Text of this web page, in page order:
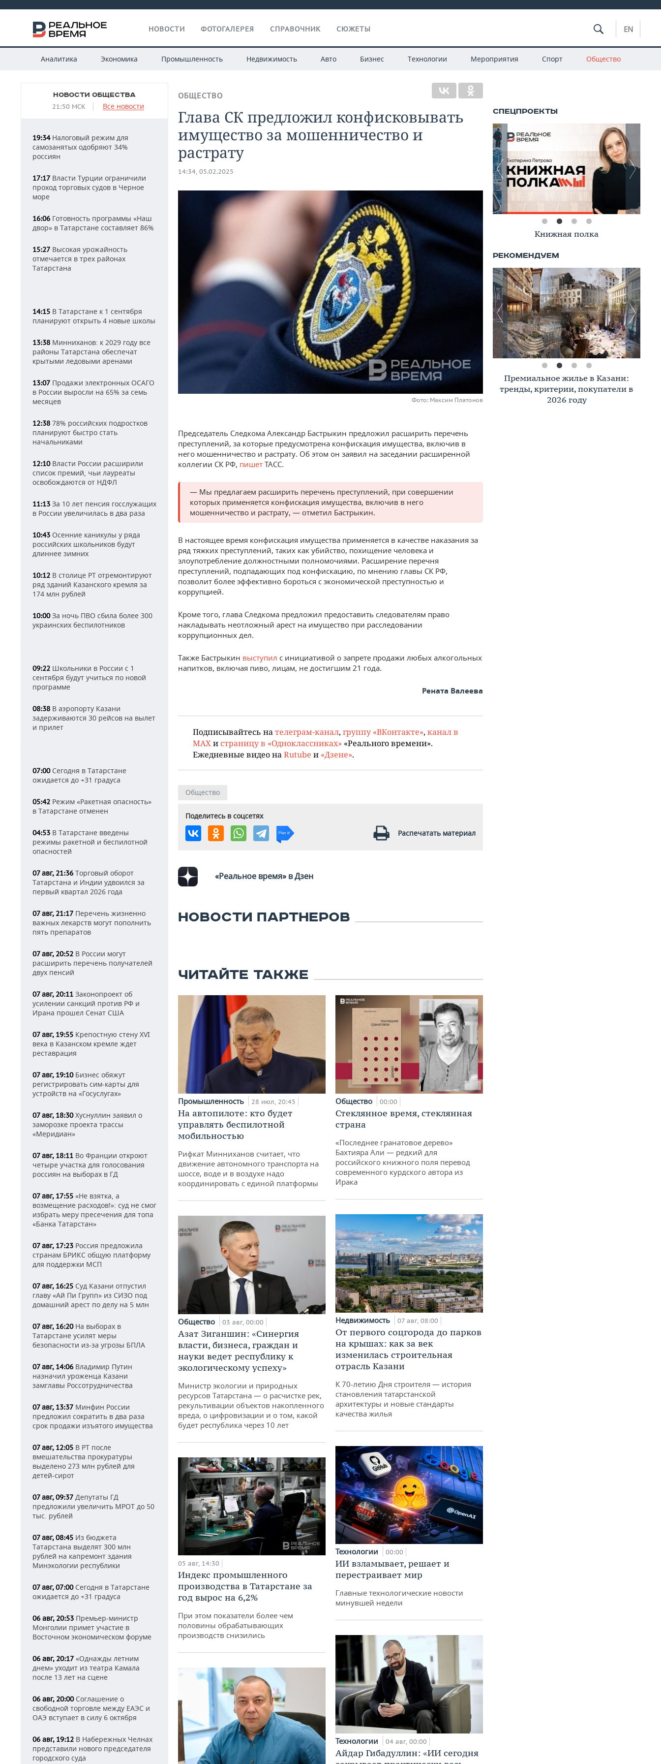
НОВОСТИ ФОТОГАЛЕРЕЯ СПРАВОЧНИК СЮЖЕТЫ EN
Аналитика Экономика Промышленность Недвижимость Авто Бизнес Технологии Мероприятия Спорт Общество
НОВОСТИ ОБЩЕСТВА
21:50 МСК Все новости
19:34Налоговый режим для
самозанятых одобряют 34%
россиян
17:17 Власти Турции ограничили
проход торговых судов в Черное
море
16:06 Готовность программы «Наш
двор» в Татарстане составляет 86%
15:27 Высокая урожайность
отмечается в трех районах
Татарстана
14:15 В Татарстане к 1 сентября
планируют открыть 4 новые школы
13:38 Минниханов: к 2029 году все
районы Татарстана обеспечат
крытыми ледовыми аренами
13:07 Продажи электронных ОСАГО
в России выросли на 65% за семь
месяцев
12:38 78% российских подростков
планируют быстро стать
начальниками
12:10Власти России расширили
список премий, чьи лауреаты
освобождаются от НДФЛ
11:13 За 10 лет пенсия госслужащих
в России увеличилась в два раза
10:43 Осенние каникулы у ряда
российских школьников будут
длиннее зимних
10:12 В столице РТ отремонтируют
ряд зданий Казанского кремля за
174 млн рублей
10:00За ночь ПВО сбила более 300
украинских беспилотников
09:22 Школьники в России с 1
сентября будут учиться по новой
программе
08:38 В аэропорту Казани
задерживаются 30 рейсов на вылет
и прилет
07:00Сегодня в Татарстане
ожидается до +31 градуса
05:42 Режим «Ракетная опасность»
в Татарстане отменен
04:53 В Татарстане введены
режимы ракетной и беспилотной
опасностей
07 авг, 21:36 Торговый оборот
Татарстана и Индии удвоился за
первый квартал 2026 года
07 авг, 21:17 Перечень жизненно
важных лекарств могут пополнить
пять препаратов
07 авг, 20:52 В России могут
расширить перечень получателей
двух пенсий
07 авг, 20:11 Законопроект об
усилении санкций против РФ и
Ирана прошел Сенат США
07 авг, 19:55 Крепостную стену XVI
века в Казанском кремле ждет
реставрация
07 авг, 19:10Бизнес обяжут
регистрировать сим-карты для
устройств на «Госуслугах»
07 авг, 18:30Хуснуллин заявил о
заморозке проекта трассы
«Меридиан»
07 авг, 18:11 Во Франции откроют
четыре участка для голосования
россиян на выборах в ГД
07 авг, 17:55 «Не взятка, а
возмещение расходов!»: суд не смог
избрать меру пресечения для топа
«Банка Татарстан»
07 авг, 17:23 Россия предложила
странам БРИКС общую платформу
для поддержки МСП
07 авг, 16:25 Суд Казани отпустил
главу «Ай Пи Групп» из СИЗО под
домашний арест по делу на 5 млн
07 авг, 16:20На выборах в
Татарстане усилят меры
безопасности из-за угрозы БПЛА
07 авг, 14:06 Владимир Путин
назначил уроженца Казани
замглавы Россотрудничества
07 авг, 13:37 Минфин России
предложил сократить в два раза
срок продажи изъятого имущества
07 авг, 12:05 В РТ после
вмешательства прокуратуры
выделено 273 млн рублей для
детей-сирот
07 авг, 09:37 Депутаты ГД
предложили увеличить МРОТ до 50
тыс. рублей
07 авг, 08:45 Из бюджета
Татарстана выделят 300 млн
рублей на капремонт здания
Минэкологии республики
07 авг, 07:00Сегодня в Татарстане
ожидается до +31 градуса
06 авг, 20:53 Премьер-министр
Монголии примет участие в
Восточном экономическом форуме
06 авг, 20:17 «Однажды летним
днем» уходит из театра Камала
после 13 лет на сцене
06 авг, 20:00Соглашение о
свободной торговле между ЕАЭС и
ОАЭ вступает в силу 6 октября
06 авг, 19:12 В Набережных Челнах
представили нового председателя
городского суда
ОБЩЕСТВО
Глава СК предложил конфисковывать
имущество за мошенничество и
растрату
14:34, 05.02.2025
Фото: Максим Платонов
Председатель Следкома Александр Бастрыкин предложил расширить перечень
преступлений, за которые предусмотрена конфискация имущества, включив в
него мошенничество и растрату. Об этом он заявил на заседании расширенной
коллегии СК РФ, пишет ТАСС.
— Мы предлагаем расширить перечень преступлений, при совершении
которых применяется конфискация имущества, включив в него
мошенничество и растрату, — отметил Бастрыкин.
В настоящее время конфискация имущества применяется в качестве наказания за
ряд тяжких преступлений, таких как убийство, похищение человека и
злоупотребление должностными полномочиями. Расширение перечня
преступлений, подпадающих под конфискацию, по мнению главы СК РФ,
позволит более эффективно бороться с экономической преступностью и
коррупцией.
Кроме того, глава Следкома предложил предоставить следователям право
накладывать неотложный арест на имущество при расследовании
коррупционных дел.
Также Бастрыкин выступил с инициативой о запрете продажи любых алкогольных
напитков, включая пиво, лицам, не достигшим 21 года.
Рената Валеева
Подписывайтесь нателеграм-канал, группу «ВКонтакте», канал в
MAXи страницу в «Одноклассниках» «Реального времени».
Ежедневные видео наRutube и «Дзене».
Общество
Поделитесь в соцсетях
Распечатать материал
«Реальное время» в Дзен
НОВОСТИ ПАРТНЕРОВ
ЧИТАЙТЕ ТАКЖЕ
Промышленность 28 июл, 20:45
На автопилоте: кто будет
управлять беспилотной
мобильностью
Рифкат Минниханов считает, что
движение автономного транспорта на
шоссе, воде и в воздухе надо
координировать с единой платформы
Общество 03 авг, 00:00
Азат Зиганшин: «Синергия
власти, бизнеса, граждан и
науки ведет республику к
экологическому успеху»
Министр экологии и природных
ресурсов Татарстана — о расчистке рек,
рекультивации объектов накопленного
вреда, о цифровизации и о том, какой
будет республика через 10 лет
05 авг, 14:30
Индекс промышленного
производства в Татарстане за
год вырос на 6,2%
При этом показатели более чем
половины обрабатывающих
производств снизились
Общество 00:00
Стеклянное время, стеклянная
страна
«Последнее гранатовое дерево»
Бахтияра Али — редкий для
российского книжного поля перевод
современного курдского автора из
Ирака
Недвижимость 07 авг, 08:00
От первого соцгорода до парков
на крышах: как за век
изменилась строительная
отрасль Казани
К 70-летию Дня строителя — история
становления татарстанской
архитектуры и новые стандарты
качества жилья
Технологии 00:00
ИИ взламывает, решает и
перестраивает мир
Главные технологические новости
минувшей недели
Технологии 04 авг, 00:00
Айдар Гибадуллин: «ИИ сегодня
Книжная полка
Премиальное жилье в Казани:
тренды, критерии, покупатели в
2026 году